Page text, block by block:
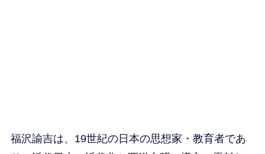
福沢諭吉は、19世紀の日本の思想家・教育者であ